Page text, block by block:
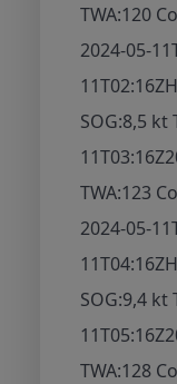
TWA:120
2024-05-
11T02:16Z
SOG:8,5 kt
11T03:16Z
TWA:123
2024-05-
11T04:16Z
SOG:9,4 kt
11T05:16Z
TWA:128